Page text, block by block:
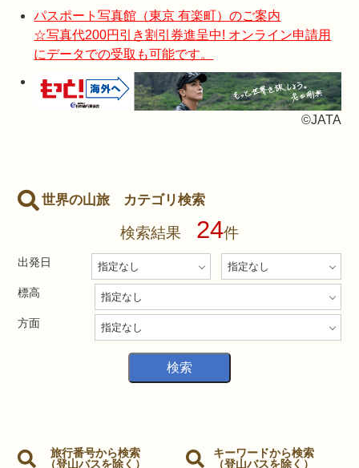
パスポート写真館（東京 有楽町）のご案内
☆写真代200円引き割引券進呈中! オンライン申請用
にデータでの受取も可能です。
©JATA
世界の山旅 カテゴリ検索
検索結果 24件
出発日
標高
方面
旅行番号から検索
（登山バスを除く）
キーワードから検索
（登山バスを除く）